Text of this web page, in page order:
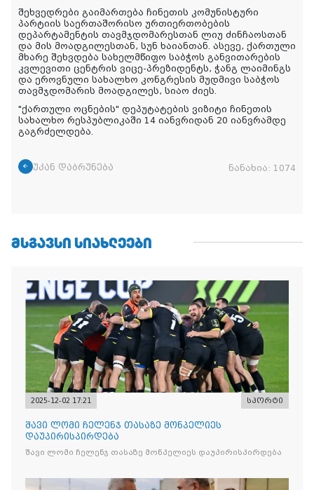
შეხვედრები გაიმართება ჩინეთის კომუნისტური
პარტიის საერთაშორისო ურთიერთობების
დეპარტამენტის თავმჯდომარესთან ლიუ ძინჩაოსთან
და მის მოადგილესთან, სუნ ხაიანთან. ასევე, ქართული
მხარე შეხვდება სახელმწიფო საბჭოს განვითარების
კვლევითი ცენტრის ვიცე-პრეზიდენტს, ჭანგ ლაიმინგს
და ეროვნული სახალხო კონგრესის მუდმივი საბჭოს
თავმჯდომარის მოადგილეს, სიაო ძიეს.
"ქართული ოცნების" დეპუტატების ვიზიტი ჩინეთის
სახალხო რესპუბლიკაში 14 იანვრიდან 20 იანვრამდე
გაგრძელდება.
უკან დაბრუნება ნანახია: 1074
ᲛᲡᲒᲐᲕᲡᲘ ᲡᲘᲐᲮᲚᲔᲔᲑᲘ
2025-12-02 17:21 სპორტი
შავი ლომი ჩელენჯ თასაზე მონპელიეს
დაუპირისპირდება
შავი ლომი ჩელენჯ თასაზე მონპელიეს დაუპირისპირდება